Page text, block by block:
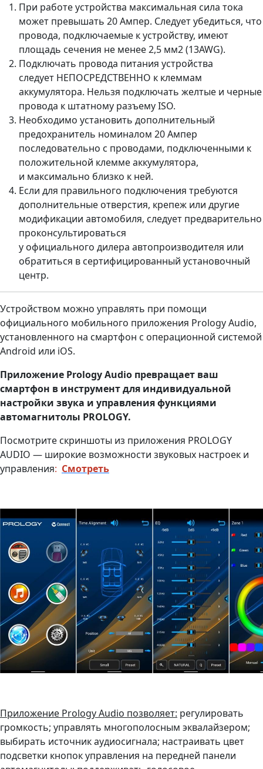
При работе устройства максимальная сила тока
может превышать 20 Ампер. Следует убедиться, что
провода, подключаемые к устройству, имеют
площадь сечения не менее 2,5 мм2 (13AWG).
Подключать провода питания устройства
следует НЕПОСРЕДСТВЕННО к клеммам
аккумулятора. Нельзя подключать желтые и черные
провода к штатному разъему ISO.
Необходимо установить дополнительный
предохранитель номиналом 20 Ампер
последовательно с проводами, подключенными к
положительной клемме аккумулятора,
и максимально близко к ней.
Если для правильного подключения требуются
дополнительные отверстия, крепеж или другие
модификации автомобиля, следует предварительно
проконсультироваться
у официального дилера автопроизводителя или
обратиться в сертифицированный установочный
центр.
Устройством можно управлять при помощи
официального мобильного приложения Prology Audio,
установленного на смартфон с операционной системой
Android или iOS.
Приложение Prology Audio превращает ваш
смартфон в инструмент для индивидуальной
настройки звука и управления функциями
автомагнитолы PROLOGY.
Посмотрите скриншоты из приложения PROLOGY
AUDIO — широкие возможности звуковых настроек и
управления: Смотреть
Приложение Prology Audio позволяет: регулировать
громкость; управлять многополосным эквалайзером;
выбирать источник аудиосигнала; настраивать цвет
подсветки кнопок управления на передней панели